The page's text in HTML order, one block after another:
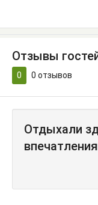
Отзывы
0 0 отзывов
Отдыхали